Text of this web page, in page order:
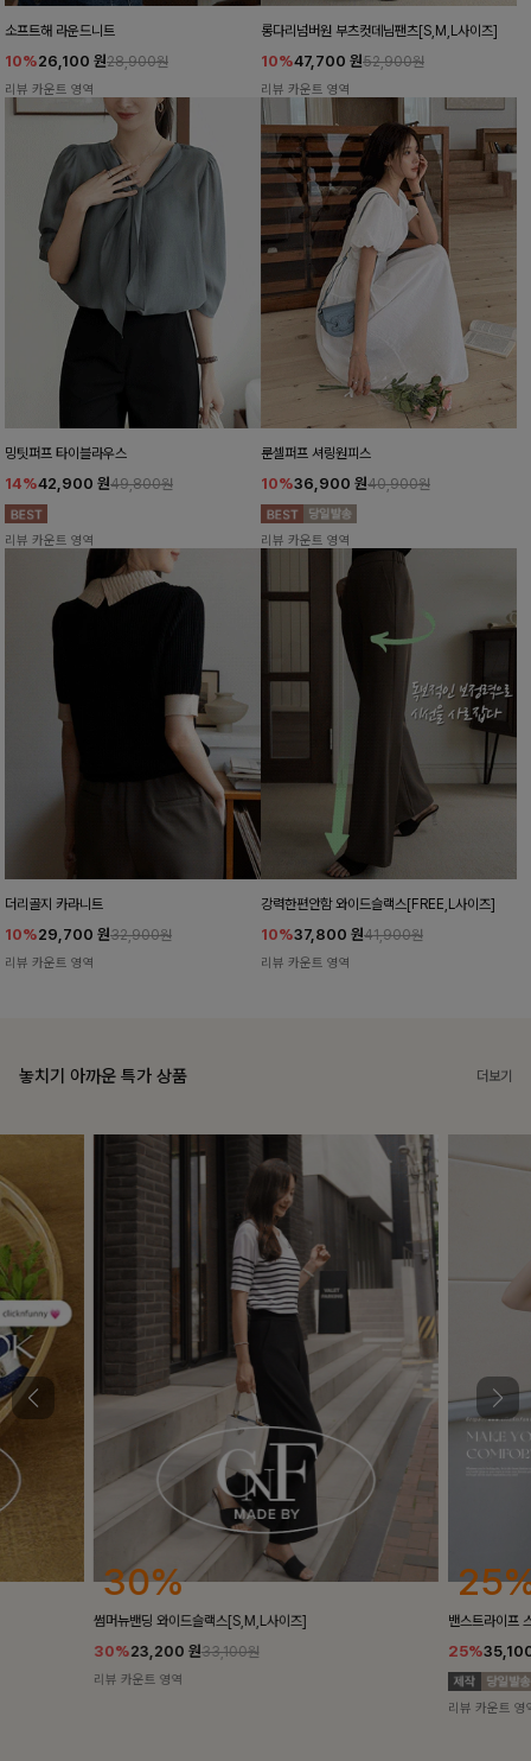
소프트해 라운드니트
10%26,100 원28,900원
리뷰 카운트 영역
롱다리넘버원 부츠컷데님팬츠[S,M,L사이즈]
10%47,700 원52,900원
리뷰 카운트 영역
밍팃퍼프 타이블라우스
14%42,900 원49,800원
리뷰 카운트 영역
룬셀퍼프 셔링원피스
10%36,900 원40,900원
리뷰 카운트 영역
더리골지 카라니트
10%29,700 원32,900원
리뷰 카운트 영역
강력한편안함 와이드슬랙스[FREE,L사이즈]
10%37,800 원41,900원
리뷰 카운트 영역
놓치기 아까운 특가 상품 더보기
25%
밴스트라이프 스트링원피스
25%35,100원46,800원
12%
쥬린레이스 카
12%
리뷰 카운트 영